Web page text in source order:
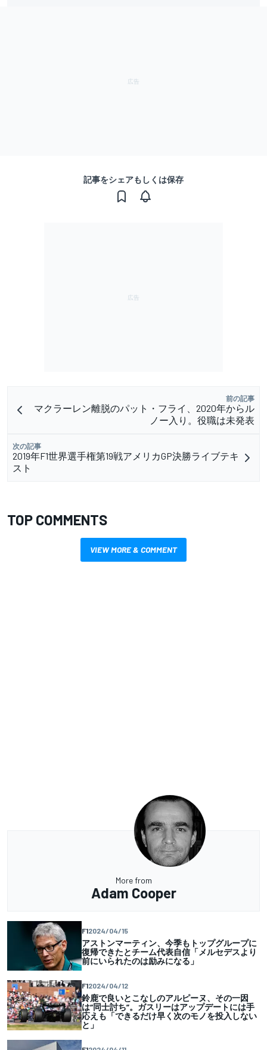
記事をシェアもしくは保存
前の記事
マクラーレン離脱のパット・フライ、2020年からル
ノー入り。役職は未発表
次の記事
2019年F1世界選手権第19戦アメリカGP決勝ライブテキ
スト
TOP COMMENTS
VIEW MORE & COMMENT
More from
Adam Cooper
F12024/04/15
アストンマーティン、今季もトップグループに
復帰できたとチーム代表自信「メルセデスより
前にいられたのは励みになる」
F12024/04/12
鈴鹿で良いとこなしのアルピーヌ、その一因
は“同士討ち”。ガスリーはアップデートには手
応えも「できるだけ早く次のモノを投入しない
と」